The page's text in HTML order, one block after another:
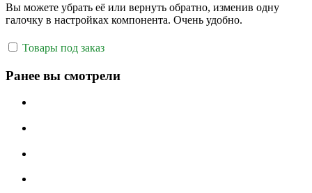
Вы можете убрать её или вернуть обратно, изменив одну
галочку в настройках компонента. Очень удобно.
Товары под заказ
Ранее вы смотрели